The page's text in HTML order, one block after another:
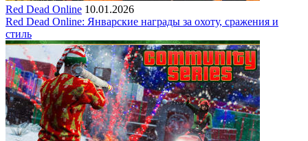
Red Dead Online 10.01.2026
Red Dead Online: Январские награды за охоту, сражения и
стиль